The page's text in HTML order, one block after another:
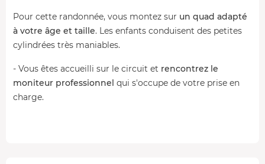
Pour cette randonnée, vous montez sur un quad adapté
à votre âge et taille. Les enfants conduisent des petites
cylindrées très maniables.
- Vous êtes accueilli sur le circuit et rencontrez le
moniteur professionnel qui s'occupe de votre prise en
charge.